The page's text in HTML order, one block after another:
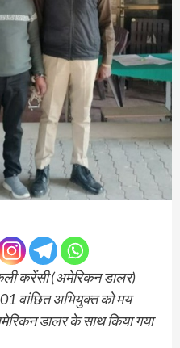
करेंसी (अमेरिकन डालर)
वांछित अभियुक्त को मय
डालर के साथ किया गया